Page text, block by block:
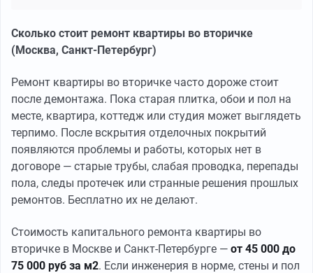
Сколько стоит ремонт квартиры во вторичке
(Москва, Санкт-Петербург)
Ремонт квартиры во вторичке часто дороже стоит
после демонтажа. Пока старая плитка, обои и пол на
месте, квартира, коттедж или студия может выглядеть
терпимо. После вскрытия отделочных покрытий
появляются проблемы и работы, которых нет в
договоре — старые трубы, слабая проводка, перепады
пола, следы протечек или странные решения прошлых
ремонтов. Бесплатно их не делают.
Стоимость капитального ремонта квартиры во
вторичке в Москве и Санкт-Петербурге — от 45 000 до
75 000 руб за м2. Если инженерия в норме, стены и пол